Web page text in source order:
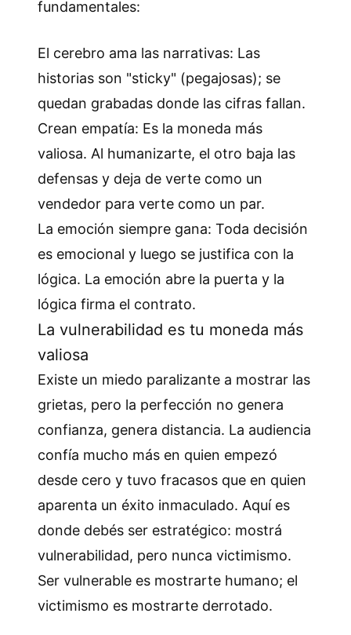
fundamentales:
El cerebro ama las narrativas: Las
historias son "sticky" (pegajosas); se
quedan grabadas donde las cifras fallan.
Crean empatía: Es la moneda más
valiosa. Al humanizarte, el otro baja las
defensas y deja de verte como un
vendedor para verte como un par.
La emoción siempre gana: Toda decisión
es emocional y luego se justifica con la
lógica. La emoción abre la puerta y la
lógica firma el contrato.
La vulnerabilidad es tu moneda más
valiosa
Existe un miedo paralizante a mostrar las
grietas, pero la perfección no genera
confianza, genera distancia. La audiencia
confía mucho más en quien empezó
desde cero y tuvo fracasos que en quien
aparenta un éxito inmaculado. Aquí es
donde debés ser estratégico: mostrá
vulnerabilidad, pero nunca victimismo.
Ser vulnerable es mostrarte humano; el
victimismo es mostrarte derrotado.